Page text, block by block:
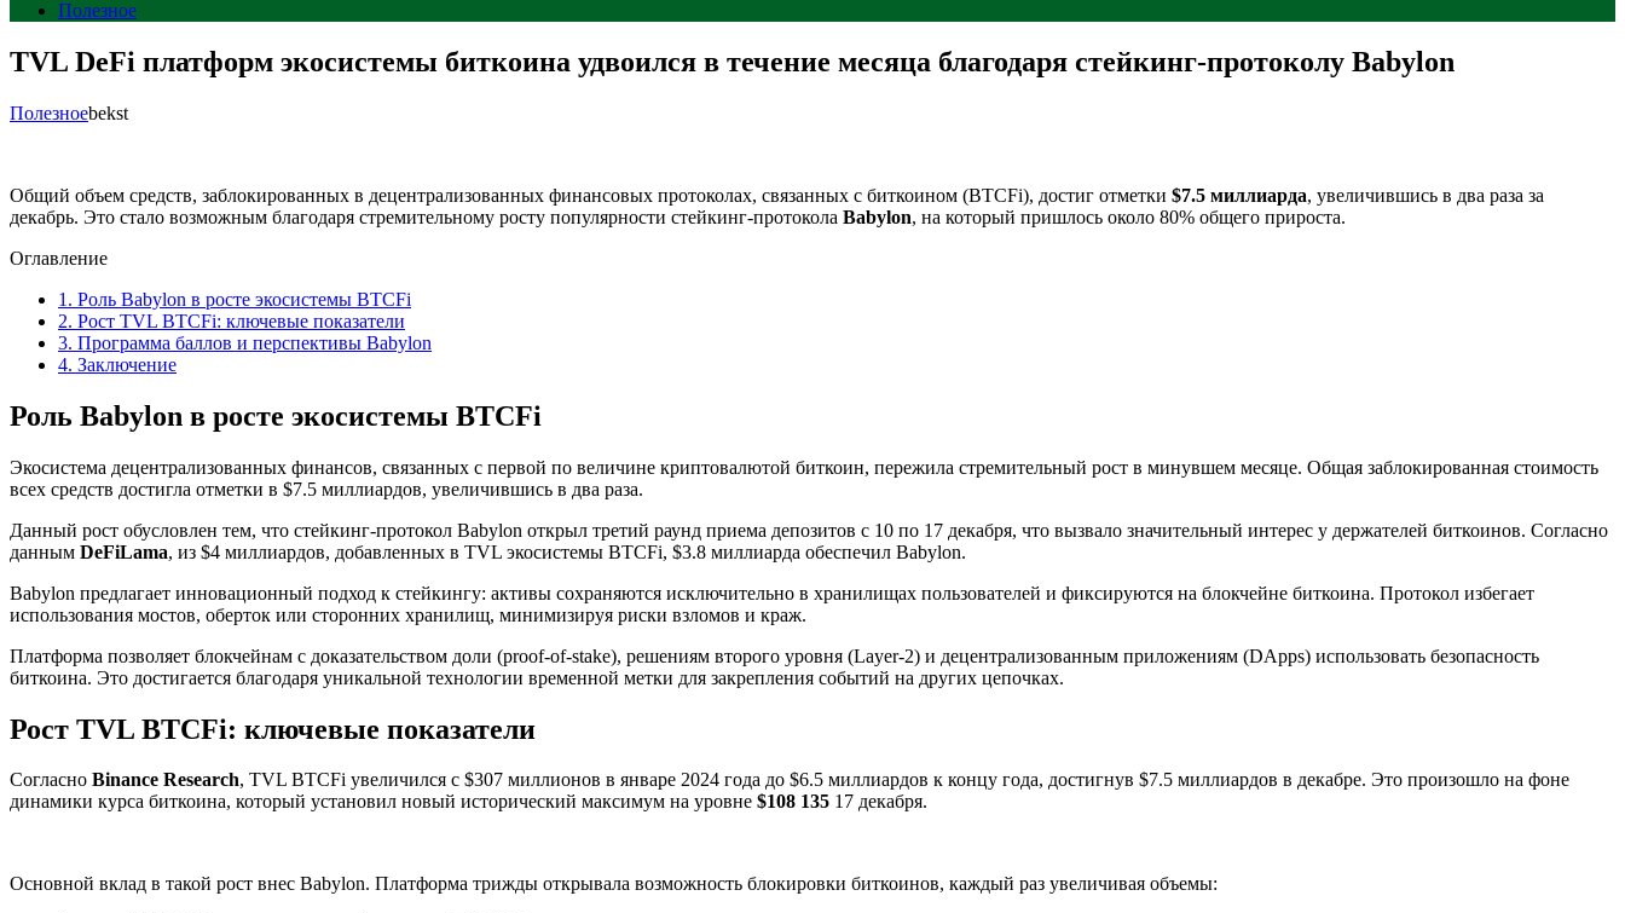
Полезное
TVL DeFi платформ экосистемы биткоина удвоился в течение месяца благодаря стейкинг-протоколу Babylon
Полезноеbekst
Общий объем средств, заблокированных в децентрализованных финансовых протоколах, связанных с биткоином (BTCFi), достиг отметки $7.5 миллиарда, увеличившись в два раза за
декабрь. Это стало возможным благодаря стремительному росту популярности стейкинг-протокола Babylon, на который пришлось около 80% общего прироста.
Оглавление
1. Роль Babylon в росте экосистемы BTCFi
2. Рост TVL BTCFi: ключевые показатели
3. Программа баллов и перспективы Babylon
4. Заключение
Роль Babylon в росте экосистемы BTCFi
Экосистема децентрализованных финансов, связанных с первой по величине криптовалютой биткоин, пережила стремительный рост в минувшем месяце. Общая заблокированная стоимость
всех средств достигла отметки в $7.5 миллиардов, увеличившись в два раза.
Данный рост обусловлен тем, что стейкинг-протокол Babylon открыл третий раунд приема депозитов с 10 по 17 декабря, что вызвало значительный интерес у держателей биткоинов. Согласно
данным DeFiLama, из $4 миллиардов, добавленных в TVL экосистемы BTCFi, $3.8 миллиарда обеспечил Babylon.
Babylon предлагает инновационный подход к стейкингу: активы сохраняются исключительно в хранилищах пользователей и фиксируются на блокчейне биткоина. Протокол избегает
использования мостов, оберток или сторонних хранилищ, минимизируя риски взломов и краж.
Платформа позволяет блокчейнам с доказательством доли (proof-of-stake), решениям второго уровня (Layer-2) и децентрализованным приложениям (DApps) использовать безопасность
биткоина. Это достигается благодаря уникальной технологии временной метки для закрепления событий на других цепочках.
Рост TVL BTCFi: ключевые показатели
Согласно Binance Research, TVL BTCFi увеличился с $307 миллионов в январе 2024 года до $6.5 миллиардов к концу года, достигнув $7.5 миллиардов в декабре. Это произошло на фоне
динамики курса биткоина, который установил новый исторический максимум на уровне $108 135 17 декабря.
Основной вклад в такой рост внес Babylon. Платформа трижды открывала возможность блокировки биткоинов, каждый раз увеличивая объемы: